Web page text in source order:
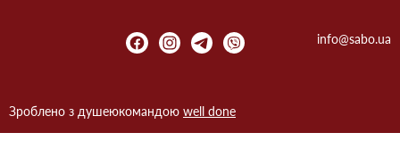
info@sabo.ua
Зроблено з душеюкомандою well done